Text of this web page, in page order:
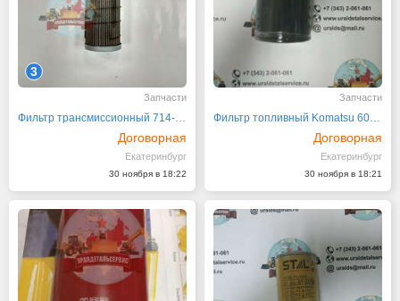
3
Запчасти
Фильтр трансмиссионный 714-07-14522 Komatsu
Договорная
Екатеринбург
30 ноября в 18:22
Запчасти
Фильтр топливный Komatsu 600-311-8293
Договорная
Екатеринбург
30 ноября в 18:21